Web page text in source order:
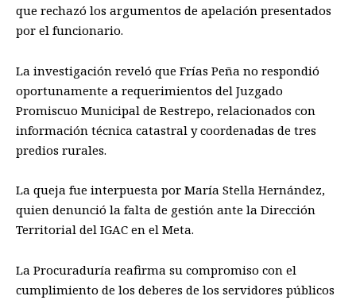
que rechazó los argumentos de apelación presentados
por el funcionario.
La investigación reveló que Frías Peña no respondió
oportunamente a requerimientos del Juzgado
Promiscuo Municipal de Restrepo, relacionados con
información técnica catastral y coordenadas de tres
predios rurales.
La queja fue interpuesta por María Stella Hernández,
quien denunció la falta de gestión ante la Dirección
Territorial del IGAC en el Meta.
La Procuraduría reafirma su compromiso con el
cumplimiento de los deberes de los servidores públicos